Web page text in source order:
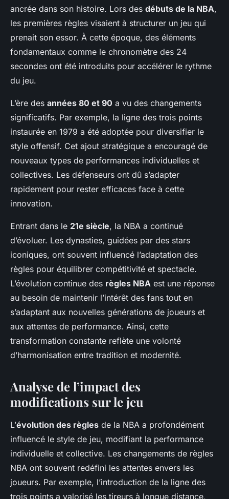
ancrée dans son histoire. Lors des débuts de la NBA,
les premières règles visaient à structurer un jeu qui
prenait son essor. À cette époque, des éléments
fondamentaux comme le chronomètre des 24
secondes ont été introduits pour accélérer le rythme
du jeu.
L’ère des années 80 et 90 a vu des changements
significatifs. Par exemple, la ligne des trois points
instaurée en 1979 a été adoptée pour diversifier le
style offensif. Cet ajout stratégique a encouragé de
nouveaux types de performances individuelles et
collectives. Les défenseurs ont dû s’adapter
rapidement pour rester efficaces face à cette
innovation.
Entrant dans le 21e siècle, la NBA a continué
d’évoluer. Les dynasties, guidées par des stars
iconiques, ont souvent influencé l’adaptation des
règles pour équilibrer compétitivité et spectacle.
L’évolution continue des règles NBA est une réponse
au besoin de maintenir l’intérêt des fans tout en
s’adaptant aux nouvelles générations de joueurs et
aux attentes de performance. Ainsi, cette
transformation constante reflète une volonté
d’harmonisation entre tradition et modernité.
Analyse de l’impact des
modifications sur le jeu
L’évolution des règles de la NBA a profondément
influencé le style de jeu, modifiant la performance
individuelle et collective. Les changements de règles
NBA ont souvent redéfini les attentes envers les
joueurs. Par exemple, l’introduction de la ligne des
trois points a valorisé les tireurs à longue distance,